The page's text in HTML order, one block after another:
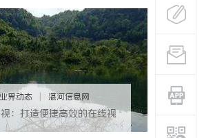
界动态 湛河信息网
：打造便捷高效的在线视
频观影新体验